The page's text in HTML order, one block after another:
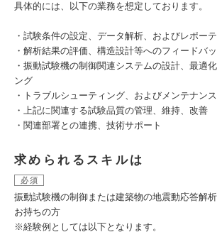
具体的には、以下の業務を想定しております。
・試験条件の設定、データ解析、およびレポー
・解析結果の評価、構造設計等へのフィードバ
・振動試験機の制御関連システムの設計、最適
ング
・トラブルシューティング、およびメンテナンス
・上記に関連する試験品質の管理、維持、改善
・関連部署との連携、技術サポート
求められるスキルは
必須
振動試験機の制御または建築物の地震動応答解
お持ちの方
※経験例としては以下となります。